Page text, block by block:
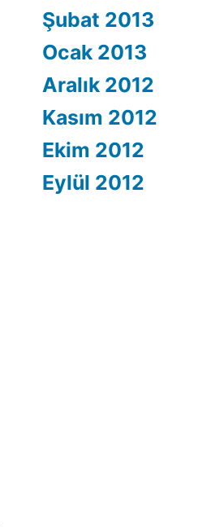
Şubat 2013
Ocak 2013
Aralık 2012
Kasım 2012
Ekim 2012
Eylül 2012